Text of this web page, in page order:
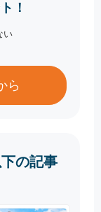
！
い
ら
の記事